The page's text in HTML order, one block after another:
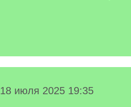
18 июля 2025 19:35